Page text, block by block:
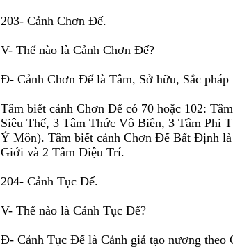
203- Cảnh Chơn Ðế.
V- Thế nào là Cảnh Chơn Ðế?
Ð- Cảnh Chơn Ðế là Tâm, Sở hữu, Sắc pháp
Tâm biết cảnh Chơn Ðế có 70 hoặc 102:
Siêu Thế, 3 Tâm Thức Vô Biên, 3 Tâm Phi
Ý Môn). Tâm biết cảnh Chơn Ðế Bất Ðịnh
Giới và 2 Tâm Diệu Trí.
204- Cảnh Tục Ðế.
V- Thế nào là Cảnh Tục Ðế?
Ð- Cảnh Tục Ðế là Cảnh giả tạo nương